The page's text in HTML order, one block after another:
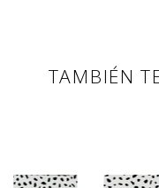
TAMBIÉN